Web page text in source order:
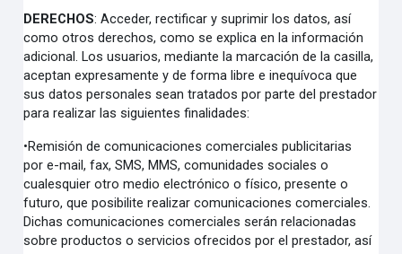
DERECHOS:Acceder, rectificar y suprimir los datos, así
como otros derechos, como se explica en la información
adicional. Los usuarios, mediante la marcación de la casilla,
aceptan expresamente y de forma libre e inequívoca que
sus datos personales sean tratados por parte del prestador
para realizar las siguientes finalidades:
•Remisión de comunicaciones comerciales publicitarias
pore-mail, fax, SMS, MMS, comunidades sociales o
cualesquier otro medio electrónico o físico, presente o
futuro, que posibilite realizar comunicaciones comerciales.
Dichas comunicaciones comerciales serán relacionadas
sobre productos o servicios ofrecidos por el prestador, así